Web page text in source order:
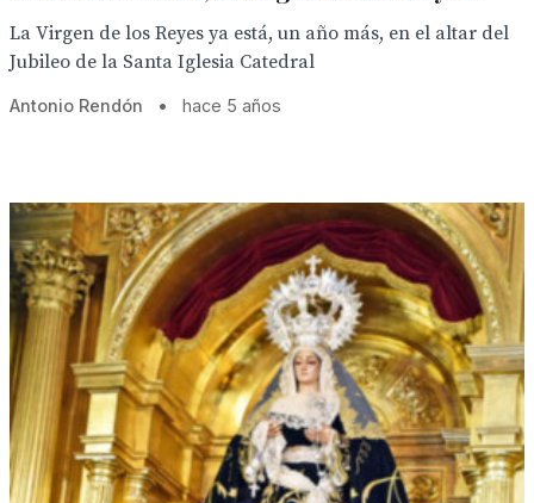
La Virgen de los Reyes ya está, un año más, en el altar del
Jubileo de la Santa Iglesia Catedral
Antonio Rendón • hace 5 años